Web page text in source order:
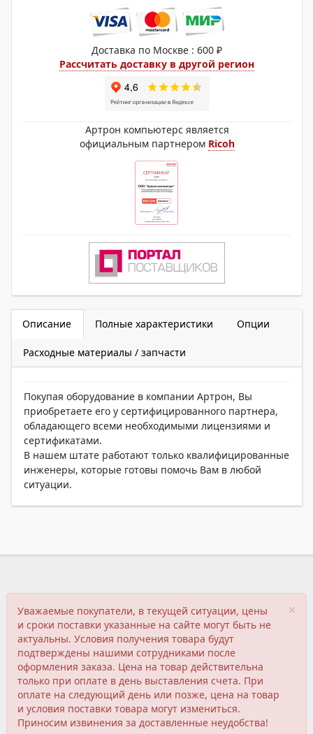
Доставка по Москве : 600 ₽
Рассчитать доставку в другой регион
Артрон компьютерс является
официальным партнером Ricoh
Описание Полные характеристики Опции
Расходные материалы / запчасти
Покупая оборудование в компании Артрон, Вы
приобретаете его у сертифицированного партнера,
обладающего всеми необходимыми лицензиями и
сертификатами.
В нашем штате работают только квалифицированные
инженеры, которые готовы помочь Вам в любой
ситуации.
×
Уважаемые покупатели, в текущей ситуации, цены
и сроки поставки указанные на сайте могут быть не
актуальны. Условия получения товара будут
подтверждены нашими сотрудниками после
оформления заказа. Цена на товар действительна
только при оплате в день выставления счета. При
оплате на следующий день или позже, цена на товар
и условия поставки товара могут измениться.
Приносим извинения за доставленные неудобства!